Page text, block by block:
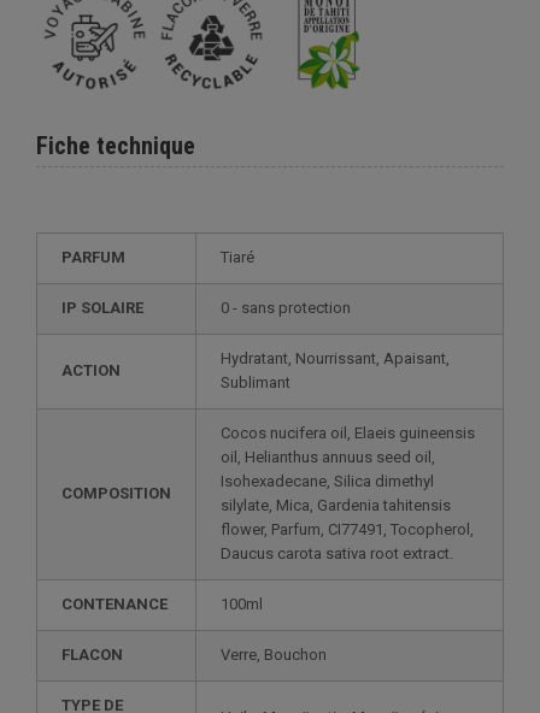
Fiche technique
PARFUM Tiaré
IP SOLAIRE 0 - sans protection
ACTION
Hydratant, Nourrissant, Apaisant,
Sublimant
COMPOSITION
Cocos nucifera oil, Elaeis guineensis
oil, Helianthus annuus seed oil,
Isohexadecane, Silica dimethyl
silylate, Mica, Gardenia tahitensis
flower, Parfum, CI77491, Tocopherol,
Daucus carota sativa root extract.
CONTENANCE 100ml
FLACON Verre, Bouchon
TYPE DE